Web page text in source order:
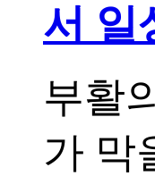
서 일
부활
가 막